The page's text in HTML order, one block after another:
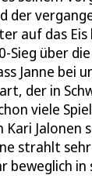
der
auf das
Sieg über
Janne bei
der in
viele
Jalonen
strahlt
beweglich in